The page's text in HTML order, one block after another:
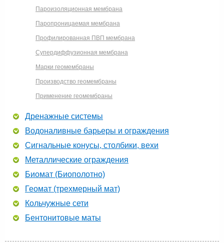
Пароизоляционная мембрана
Паропроницаемая мембрана
Профилированная ПВП мембрана
Супердиффузионная мембрана
Марки геомембраны
Производство геомембраны
Применение геомембраны
Дренажные системы
Водоналивные барьеры и ограждения
Сигнальные конусы, столбики, вехи
Металлические ограждения
Биомат (Биополотно)
Геомат (трехмерный мат)
Кольчужные сети
Бентонитовые маты